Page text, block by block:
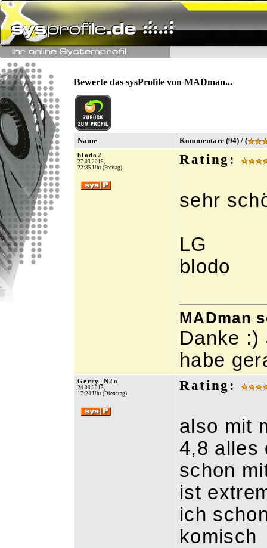
Bewerte das sysProfile von MADman...
Name Kommentare (94) / (
blodo2
27.03.2015,
22:35 Uhr (Freitag)
Rating:
sehr
LG
blodo
MADman
Danke :)
habe
Gerry_N2o
24.03.2015,
17:24 Uhr (Dienstag)
Rating:
also mit
4,8 alles
schon
ist
ich
komisch